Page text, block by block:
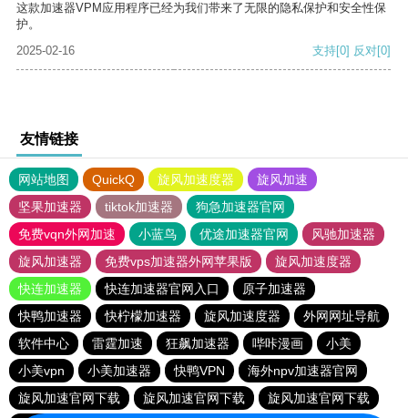
这款加速器VPM应用程序已经为我们带来了无限的隐私保护和安全性保
护。
2025-02-16
支持[0] 反对[0]
友情链接
网站地图 QuickQ 旋风加速度器
旋风加速
坚果加速器
tiktok加速器
狗急加速器官网
免费vqn外网加速
小蓝鸟 优途加速器官网
风驰加速器
旋风加速器
免费vps加速器外网苹果版
旋风加速度器
快连加速器
快连加速器官网入口
原子加速器
快鸭加速器
快柠檬加速器 旋风加速度器
外网网址导航
软件中心
雷霆加速 狂飙加速器 哔咔漫画
小美
小美vpn
小美加速器 快鸭VPN
海外npv加速器官网
旋风加速官网下载
旋风加速官网下载 旋风加速官网下载